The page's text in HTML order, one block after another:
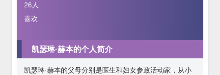
26 人
喜欢
凯瑟琳·赫本的个人简介
凯瑟琳·赫本的父母分别是医生和妇女参政活动家，从小